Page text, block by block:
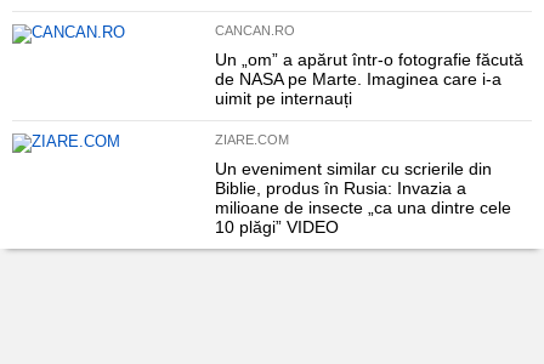
CANCAN.RO
Un „om” a apărut într-o fotografie făcută
de NASA pe Marte. Imaginea care i-a
uimit pe internauți
ZIARE.COM
Un eveniment similar cu scrierile din
Biblie, produs în Rusia: Invazia a
milioane de insecte „ca una dintre cele
10 plăgi” VIDEO